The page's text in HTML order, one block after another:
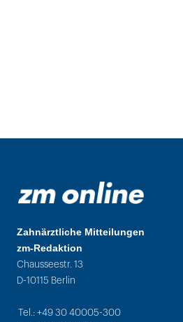
Zahnärztliche Mitteilungen
zm-Redaktion
Chausseestr. 13
D-10115 Berlin
Tel.: +49 30 40005-300